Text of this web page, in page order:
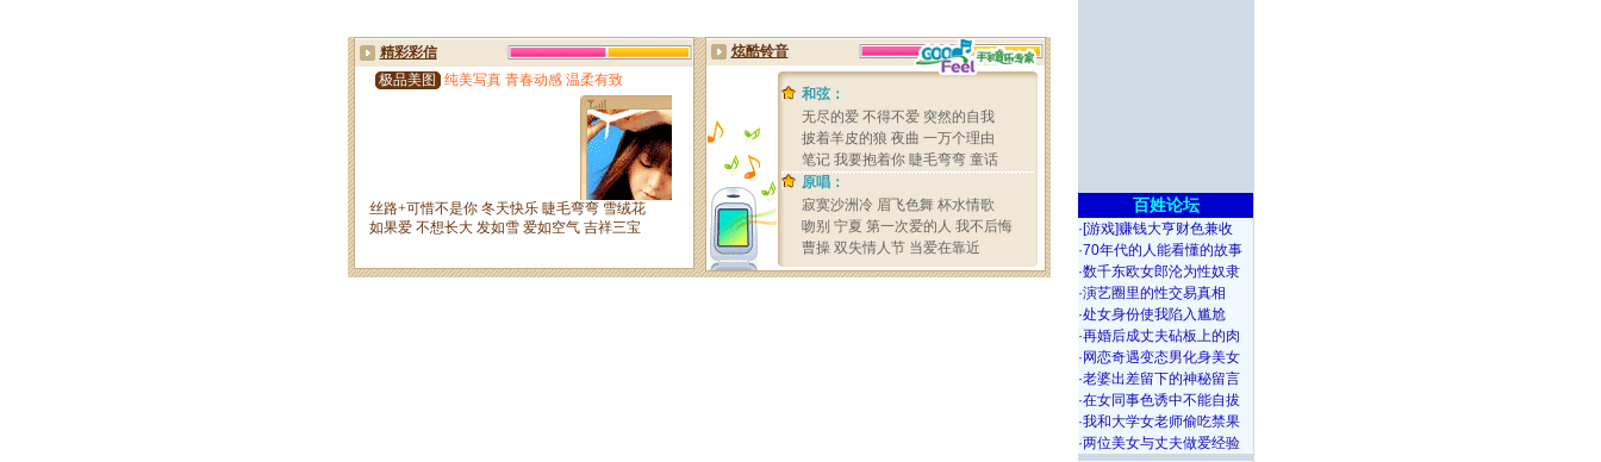
百姓论坛
· [游戏]赚钱大亨财色兼收
·70年代的人能看懂的故事
·数千东欧女郎沦为性奴隶
·演艺圈里的性交易真相
·处女身份使我陷入尴尬
·再婚后成丈夫砧板上的肉
· 网恋奇遇变态男化身美女
·老婆出差留下的神秘留言
·在女同事色诱中不能自拔
·我和大学女老师偷吃禁果
·两位美女与丈夫做爱经验